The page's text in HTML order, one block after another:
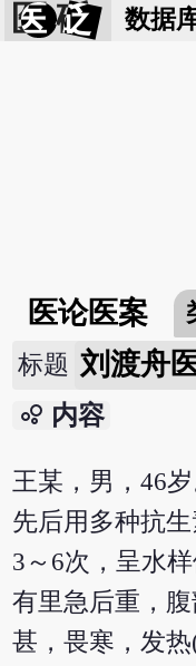
医 砭 数据
医论医案
标题 刘渡舟
bubble_chart 内容
王某，男，46
先后用多种抗
3～6次，呈水
有里急后重，
甚，畏寒，发